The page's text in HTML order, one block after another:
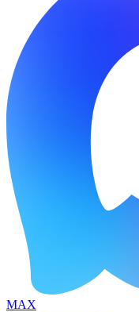
MAX